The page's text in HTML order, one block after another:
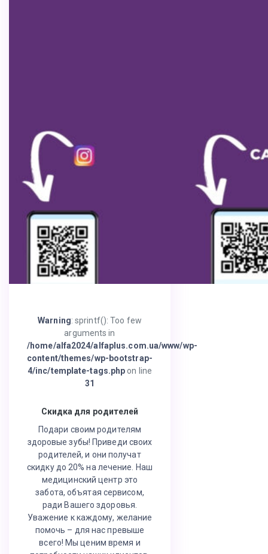
Warning: sprintf(): Too few
arguments in
/home/alfa2024/alfaplus.com.ua/www/wp-
content/themes/wp-bootstrap-
4/inc/template-tags.php on line
31
Скидка для родителей
Подари своим родителям
здоровые зубы! Приведи своих
родителей, и они получат
скидку до 20% на лечение. Наш
медицинский центр это
забота, объятая сервисом,
ради Вашего здоровья.
Уважение к каждому, желание
помочь – для нас превыше
всего! Мы ценим время и